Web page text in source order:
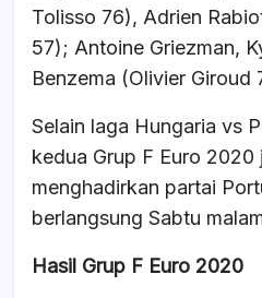
Tolisso 76), Adrien
57); Antoine Griezman,
Benzema (Olivier Giroud
Selain laga Hungaria vs
kedua Grup F Euro 2020
menghadirkan partai
berlangsung Sabtu
Hasil Grup F Euro 2020